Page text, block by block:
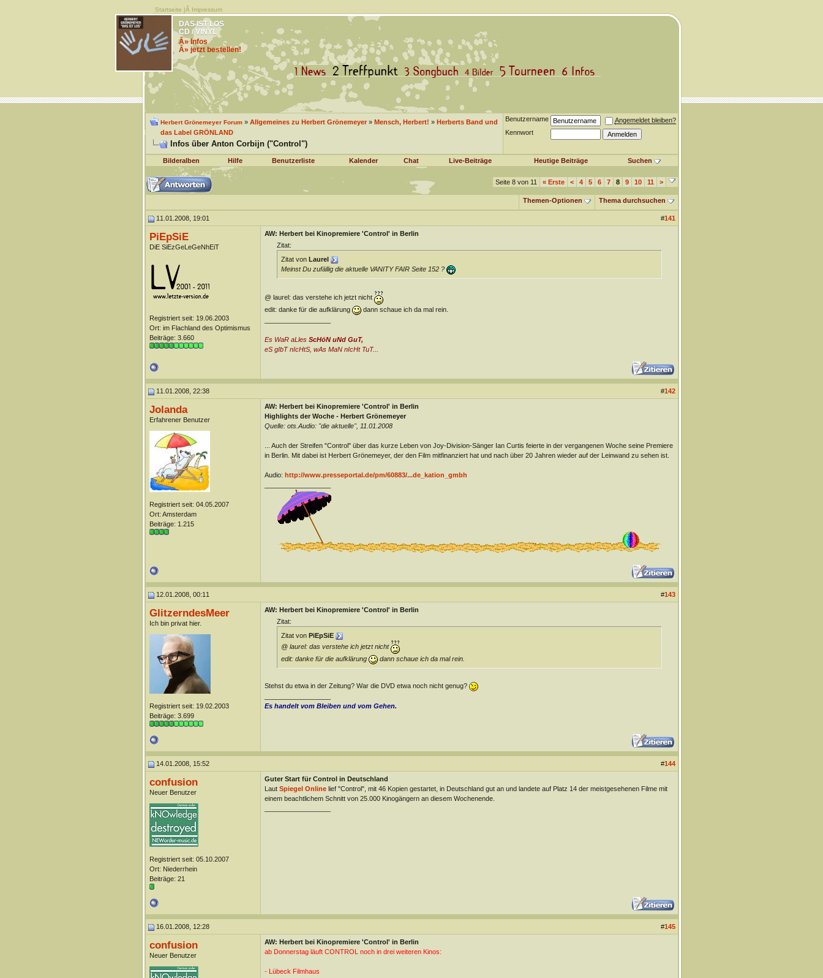
Startseite |Â Impressum
DAS IST LOS
CD / VINYL
Â» Infos
Â» jetzt bestellen!
Herbert Grönemeyer Forum» Allgemeines zu Herbert Grönemeyer» Mensch, Herbert! » Herberts Band und
das Label GRÖNLAND
Infos über Anton Corbijn ("Control")
Benutzername
Angemeldet bleiben?
Kennwort
Bilderalben Hilfe Benutzerliste Kalender Chat Live-Beiträge Heutige Beiträge Suchen
Seite 8 von 11 «Erste < 4 5 6 7 8 9 10 11 >
Themen-Optionen Thema durchsuchen
11.01.2008, 19:01 #141
PiEpSiE
DiE SiEzGeLeGeNhEiT
Registriert seit: 19.06.2003
Ort: im Flachland des Optimismus
Beiträge: 3.660
AW: Herbert bei Kinopremiere 'Control' in Berlin
Zitat:
Zitat von Laurel
Meinst Du zufällig die aktuelle VANITY FAIR Seite 152 ?
@ laurel: das verstehe ich jetzt nicht
edit: danke für die aufklärung
dann schaue ich da mal rein.
Es WaR aLles ScHöN uNd GuT,
eS gIbT nIcHtS, wAs MaN nIcHt TuT...
11.01.2008, 22:38 #142
Jolanda
Erfahrener Benutzer
Registriert seit: 04.05.2007
Ort: Amsterdam
Beiträge: 1.215
AW: Herbert bei Kinopremiere 'Control' in Berlin
Highlights der Woche - Herbert Grönemeyer
Quelle: ots.Audio: "die aktuelle", 11.01.2008
... Auch der Streifen "Control" über das kurze Leben von Joy-Division-Sänger Ian Curtis feierte in der vergangenen Woche seine Premiere
in Berlin. Mit dabei ist Herbert Grönemeyer, der den Film mitfinanziert hat und nach über 20 Jahren wieder auf der Leinwand zu sehen ist.
Audio: http://www.presseportal.de/pm/60883/...de_kation_gmbh
12.01.2008, 00:11 #143
GlitzerndesMeer
Ich bin privat hier.
Registriert seit: 19.02.2003
Beiträge: 3.699
AW: Herbert bei Kinopremiere 'Control' in Berlin
Zitat:
Zitat von PiEpSiE
@ laurel: das verstehe ich jetzt nicht
edit: danke für die aufklärung
dann schaue ich da mal rein.
Stehst du etwa in der Zeitung? War die DVD etwa noch nicht genug?
Es handelt vom Bleiben und vom Gehen.
14.01.2008, 15:52 #144
confusion
Neuer Benutzer
Registriert seit: 05.10.2007
Ort: Niederrhein
Beiträge: 21
Guter Start für Control in Deutschland
Laut Spiegel Onlinelief "Control", mit 46 Kopien gestartet, in Deutschland gut an und landete auf Platz 14 der meistgesehenen Filme mit
einem beachtlichem Schnitt von 25.000 Kinogängern an diesem Wochenende.
16.01.2008, 12:28 #145
confusion
Neuer Benutzer
AW: Herbert bei Kinopremiere 'Control' in Berlin
ab Donnerstag läuft CONTROL noch in drei weiteren Kinos:
- Lübeck Filmhaus